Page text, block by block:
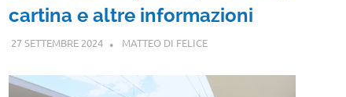
cartina e altre informazioni
27 SETTEMBRE 2024 MATTEO DI FELICE